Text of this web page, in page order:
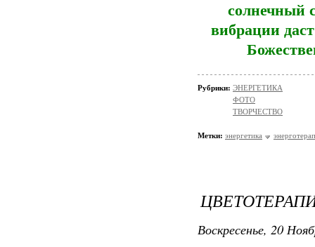
солнечный
вибрации
Рубрики: ЭНЕРГЕТИКА
ФОТО
ТВОРЧЕСТВО
Метки: энергетика
Воскресенье, 20